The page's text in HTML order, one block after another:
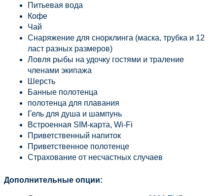
Питьевая вода
Кофе
Чай
Снаряжение для снорклинга (маска, трубка и 12
ласт разных размеров)
Ловля рыбы на удочку гостями и траление
членами экипажа
Шерсть
Банные полотенца
полотенца для плавания
Гель для душа и шампунь
Встроенная SIM-карта, Wi-Fi
Приветственный напиток
Приветственное полотенце
Страхование от несчастных случаев
Дополнительные опции: